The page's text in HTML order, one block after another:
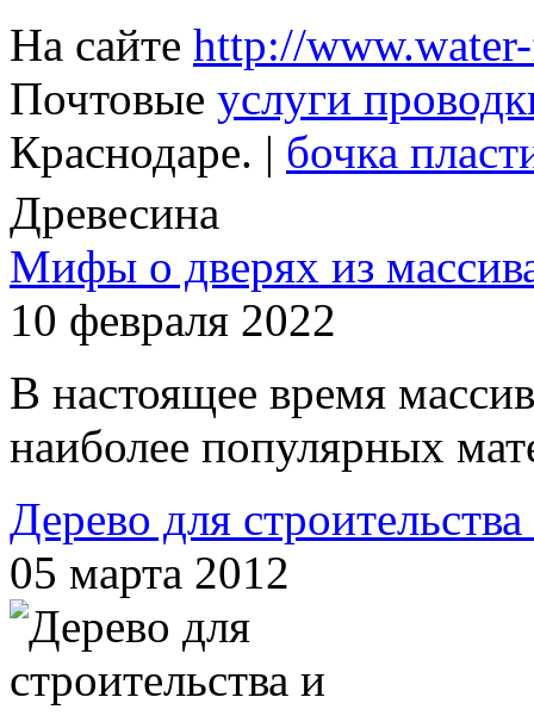
На сайте http://
Почтовые услуги
Краснодаре. | бочка
Древесина
Мифы о дверях из
10 февраля 2022
В настоящее время
наиболее популярных
Дерево для
05 марта 2012